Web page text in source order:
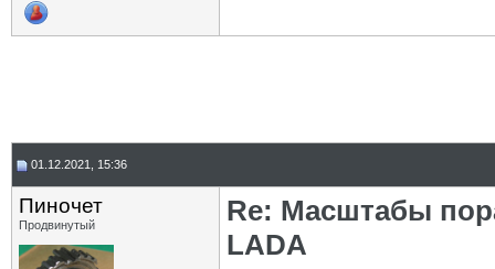
01.12.2021, 15:36
Пиночет
Продвинутый
Re: Масштабы
LADA